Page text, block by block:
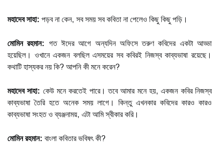
মহাদেব সাহা: পড়ব না কেন, সব সময় সব কবিতা না পেলেও কিছু কিছু পড়ি।
মোমিন রহমান: গত ঈদের আগে অন্যদিন অফিসে তরুণ কবিদের একটা আড্ডা
হয়েছিল। ওখানে একজন বলছিল এসময়ের সব কবিরই নিজস্ব কাব্যভাষা রয়েছে।
কথাটি হাস্যকর নয় কি? আপনি কী মনে করেন?
মহাদেব সাহা: কেউ মনে করতেই পারে। তবে আমার মনে হয়, একজন কবির নিজস্ব
কাব্যভাষা তৈরি হতে অনেক সময় লাগে। কিন্তু এখনকার কবিদের কারও কারও
কাব্যভাষা সংহত ও ব্যঞ্জনাময়, এটা আমি স্বীকার করি।
মোমিন রহমান: বাংলা কবিতার ভবিষৎ কী?